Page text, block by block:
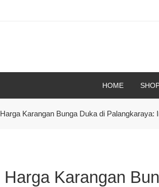
Order 24
HOME
Harga Karangan Bunga Duka di Palangkaraya:
Harga Karangan